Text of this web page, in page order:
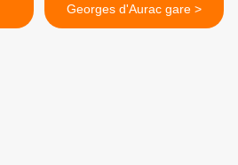
Georges d'Aurac gare >